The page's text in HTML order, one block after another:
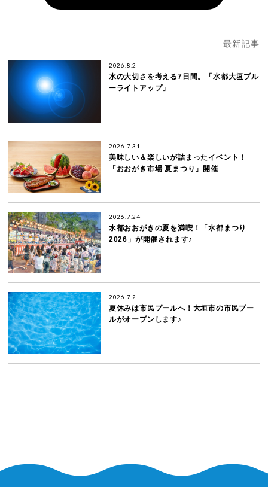
最新記事
2026.8.2
水の大切さを考える7日間。「水都大垣ブル
ーライトアップ」
2026.7.31
美味しい＆楽しいが詰まったイベント！
「おおがき市場 夏まつり」開催
2026.7.24
水都おおがきの夏を満喫！「水都まつり
2026」が開催されます♪
2026.7.2
夏休みは市民プールへ！大垣市の市民プー
ルがオープンします♪